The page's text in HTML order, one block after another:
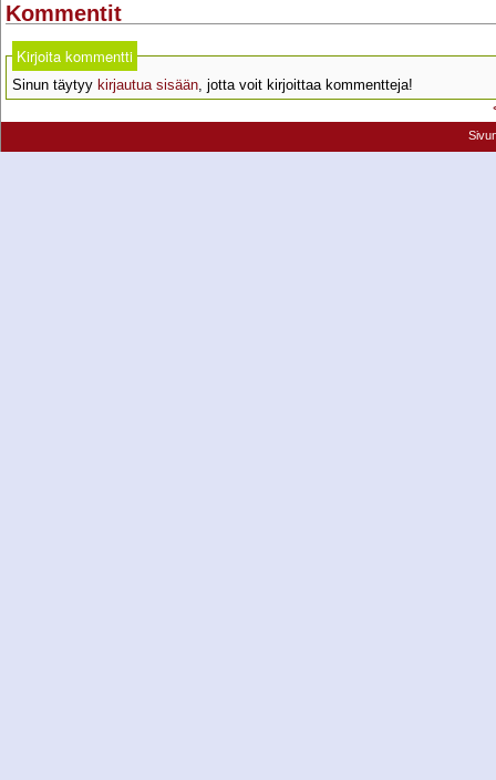
Kommentit
Kirjoita kommentti
Sinun täytyy kirjautua sisään, jotta voit kirjoittaa kommentteja!